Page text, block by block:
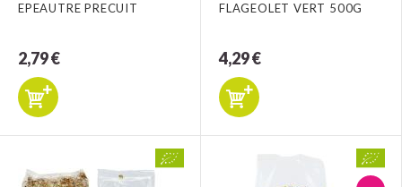
EPEAUTRE PRECUIT
2,79 €
FLAGEOLET VERT 500G
4,29 €